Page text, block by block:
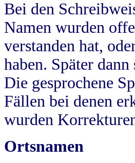
Bei den
Namen wurden
verstanden hat,
haben. Später
Die gesprochene
Fällen bei denen
wurden
Ortsnamen